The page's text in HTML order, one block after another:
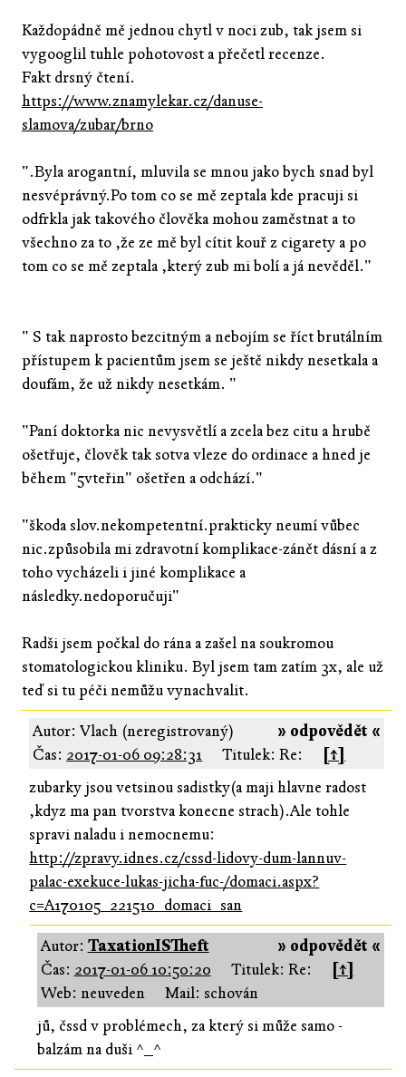
Každopádně mě jednou chytl v noci zub, tak jsem si
vygooglil tuhle pohotovost a přečetl recenze.
Fakt drsný čtení.
https://www.znamylekar.cz/danuse-
slamova/zubar/brno
".Byla arogantní, mluvila se mnou jako bych snad byl
nesvéprávný.Po tom co se mě zeptala kde pracuji si
odfrkla jak takového člověka mohou zaměstnat a to
všechno za to ,že ze mě byl cítit kouř z cigarety a po
tom co se mě zeptala ,který zub mi bolí a já nevěděl."
" S tak naprosto bezcitným a nebojím se říct brutálním
přístupem k pacientům jsem se ještě nikdy nesetkala a
doufám, že už nikdy nesetkám. "
"Paní doktorka nic nevysvětlí a zcela bez citu a hrubě
ošetřuje, člověk tak sotva vleze do ordinace a hned je
během "5vteřin" ošetřen a odchází."
"škoda slov.nekompetentní.prakticky neumí vůbec
nic.způsobila mi zdravotní komplikace-zánět dásní a z
toho vycházeli i jiné komplikace a
následky.nedoporučuji"
Radši jsem počkal do rána a zašel na soukromou
stomatologickou kliniku. Byl jsem tam zatím 3x, ale už
teď si tu péči nemůžu vynachvalit.
» odpovědět «
Autor: Vlach (neregistrovaný)
Čas: 2017-01-06 09:28:31 Titulek: Re:
[↑]
zubarky jsou vetsinou sadistky(a maji hlavne radost
,kdyz ma pan tvorstva konecne strach).Ale tohle
spravi naladu i nemocnemu:
http://zpravy.idnes.cz/cssd-lidovy-dum-lannuv-
palac-exekuce-lukas-jicha-fuc-/domaci.aspx?
c=A170105_221510_domaci_san
» odpovědět «
Autor: TaxationISTheft
Čas: 2017-01-06 10:50:20 Titulek: Re:
[↑]
Web: neuveden
Mail: schován
jů, čssd v problémech, za který si může samo -
balzám na duši ^_^